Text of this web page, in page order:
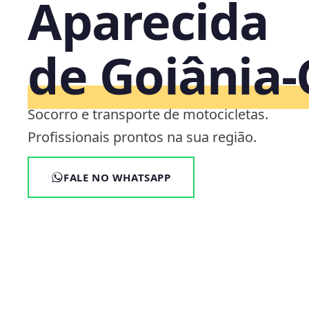
Aparecida
de
Socorro e transporte de motocicletas.
Profissionais prontos na sua região.
FALE NO WHATSAPP